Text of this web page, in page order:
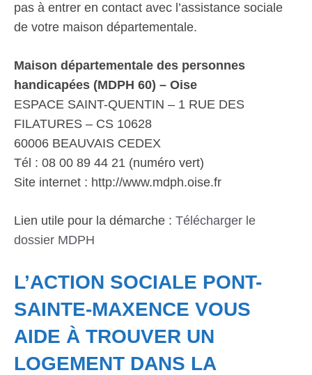
pas à entrer en contact avec l’assistance sociale
de votre maison départementale.
Maison départementale des personnes
handicapées (MDPH 60) – Oise
ESPACE SAINT-QUENTIN – 1 RUE DES
FILATURES – CS 10628
60006 BEAUVAIS CEDEX
Tél : 08 00 89 44 21 (numéro vert)
Site internet : http://www.mdph.oise.fr
Lien utile pour la démarche : Télécharger le
dossier MDPH
L’ACTION SOCIALE PONT-
SAINTE-MAXENCE VOUS
AIDE À TROUVER UN
LOGEMENT DANS LA